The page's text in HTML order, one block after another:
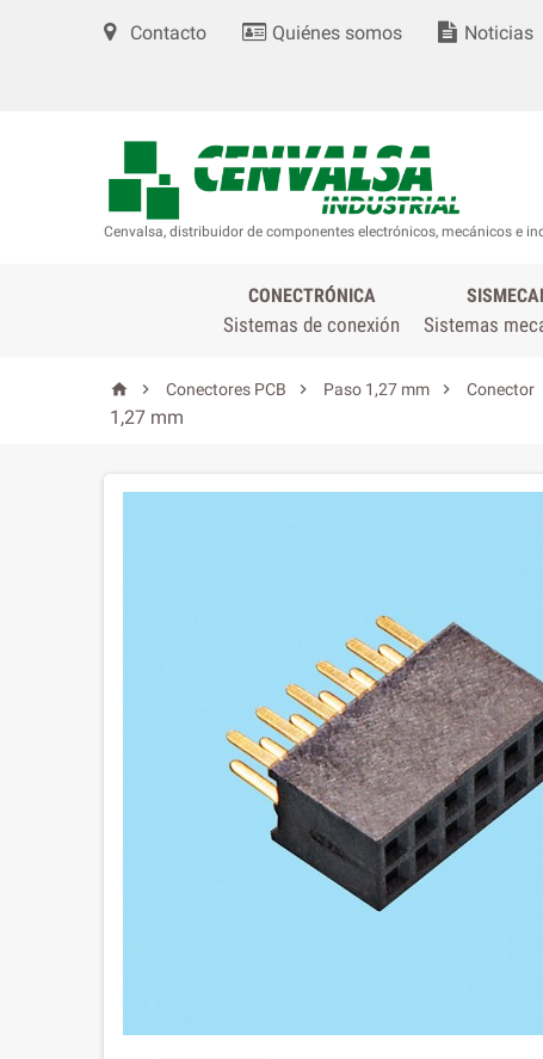
Contacto Quiénes somos Noticias
Cenvalsa, distribuidor de componentes electrónicos, mecánicos e
CONECTRÓNICA
Sistemas de conexión Sistemas
  Conectores PCB  Paso 1,27 mm  Conector
1,27 mm